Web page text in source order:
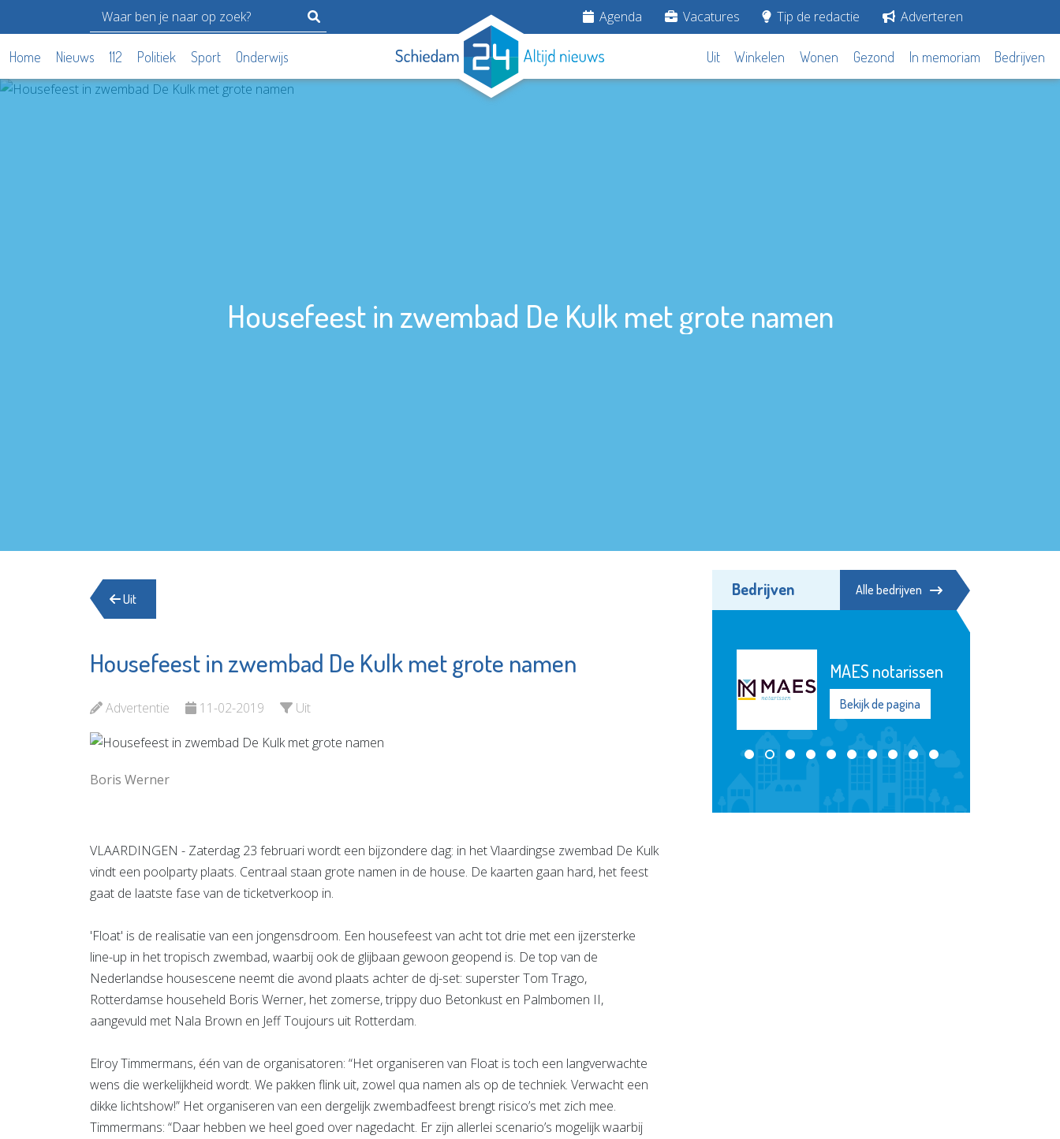
Agenda Vacatures Tip de redactie Adverteren
Home Nieuws 112 Politiek Sport Onderwijs Uit Winkelen Wonen Gezond In memoriam Bedrijven
Housefeest in zwembad De Kulk met grote namen
Uit
Housefeest in zwembad De Kulk met grote namen
Advertentie 11-02-2019 Uit
Boris Werner
VLAARDINGEN - Zaterdag 23 februari wordt een bijzondere dag: in het Vlaardingse zwembad De Kulk
vindt een poolparty plaats. Centraal staan grote namen in de house. De kaarten gaan hard, het feest
gaat de laatste fase van de ticketverkoop in.
'Float' is de realisatie van een jongensdroom. Een housefeest van acht tot drie met een ijzersterke
line-up in het tropisch zwembad, waarbij ook de glijbaan gewoon geopend is. De top van de
Nederlandse housescene neemt die avond plaats achter de dj-set: superster Tom Trago,
Rotterdamse househeld Boris Werner, het zomerse, trippy duo Betonkust en Palmbomen II,
aangevuld met Nala Brown en Jeff Toujours uit Rotterdam.
Elroy Timmermans, één van de organisatoren: “Het organiseren van Float is toch een langverwachte
wens die werkelijkheid wordt. We pakken flink uit, zowel qua namen als op de techniek. Verwacht een
dikke lichtshow!” Het organiseren van een dergelijk zwembadfeest brengt risico’s met zich mee.
Timmermans: “Daar hebben we heel goed over nagedacht. Er zijn allerlei scenario’s mogelijk waarbij
Bedrijven Alle bedrijven
Sir Winston Fun
Schiedam
Bekijk de pagina
Franciscus
Bibliotheek
MAES notarissen
Bekijk de pagina